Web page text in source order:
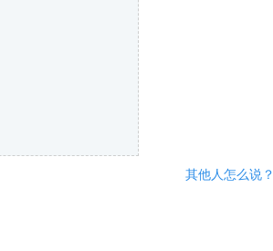
其他人怎么说？